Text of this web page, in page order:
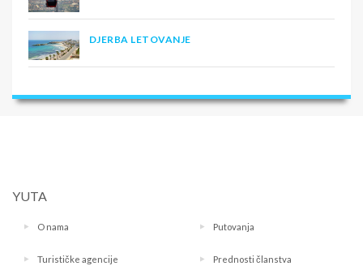
DJERBA LETOVANJE
YUTA
O nama Putovanja
Turističke agencije Prednosti članstva